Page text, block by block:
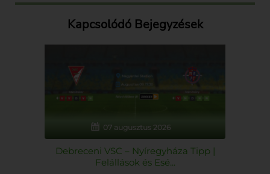
Kapcsolódó Bejegyzések
07 augusztus 2026
Debreceni VSC – Nyíregyháza Tipp |
Felállások és Esé...